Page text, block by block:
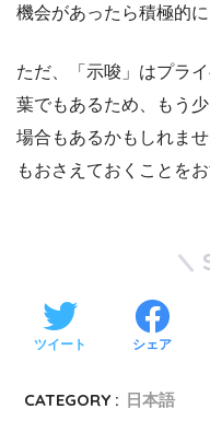
機会があったら積極的
ただ、「示唆」はプラ
葉でもあるため、もう
場合もあるかもしれま
もおさえておくことを
ツイート シェア
CATEGORY : 日本語